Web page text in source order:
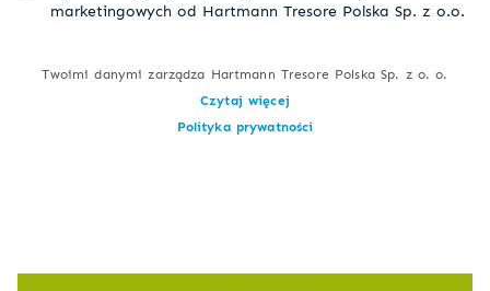
marketingowych od Hartmann Tresore Polska Sp. z o.o.
Twoimi danymi zarządza Hartmann Tresore Polska Sp. z o. o.
Czytaj więcej
Polityka prywatności